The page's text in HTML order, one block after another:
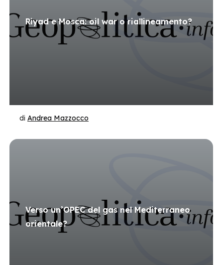
Riyad e Mosca: oil war o riallineamento?
di Andrea Mazzocco
Verso un’OPEC del gas nel Mediterraneo
orientale?